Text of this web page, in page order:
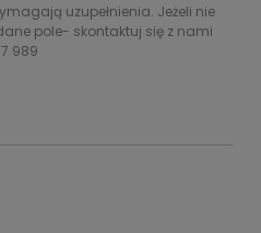
uzupełnienia. Jeżeli nie
pole- skontaktuj się z nami
989